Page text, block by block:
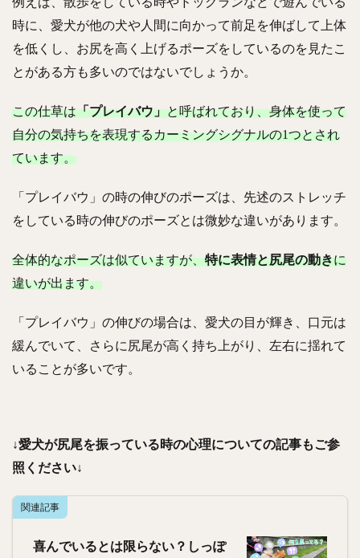
時に、愛犬が他の犬や人間に向かって前足を伸ばして上体
を低くし、お尻を高く上げるポーズをしているのを見たこ
とがある方も多いのではないでしょうか。
この仕草は「プレイバウ」と呼ばれており、身体を使って
自分の気持ちを表現するカーミングシグナルの1つとされ
ています。
「プレイバウ」の時の伸びのポーズは、先述のストレッチ
をしている時の伸びのポーズとは微妙な違いがあります。
全体的なポーズは似ていますが、特に表情と尻尾の動きに
違いが出ます。
「プレイバウ」の伸びの場合は、愛犬の目が輝き、口元は
緩んでいて、さらに尻尾が高く持ち上がり、左右に揺れて
いることが多いです。
↓愛犬が尻尾を振っている時の心理についての記事もご参
照ください↓
関連記事
喜んでいるとは限らない？しっぽ